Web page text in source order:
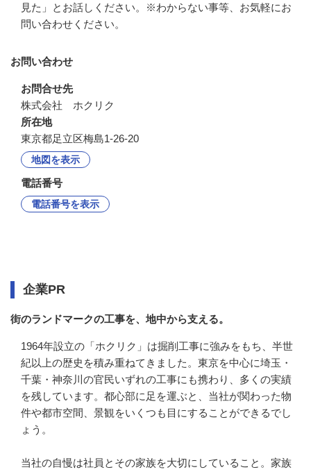
見た」とお話しください。※わからない事等、お気軽にお
問い合わせください。
お問い合わせ
お問合せ先
株式会社　ホクリク
所在地
東京都足立区梅島1-26-20
地図を表示
電話番号
電話番号を表示
企業PR
街のランドマークの工事を、地中から支える。
1964年設立の「ホクリク」は掘削工事に強みをもち、半世
紀以上の歴史を積み重ねてきました。東京を中心に埼玉・
千葉・神奈川の官民いずれの工事にも携わり、多くの実績
を残しています。都心部に足を運ぶと、当社が関わった物
件や都市空間、景観をいくつも目にすることができるでし
ょう。
当社の自慢は社員とその家族を大切にしていること。家族